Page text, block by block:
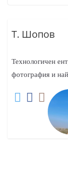
Т. Шопов
Технологичен
фотография и